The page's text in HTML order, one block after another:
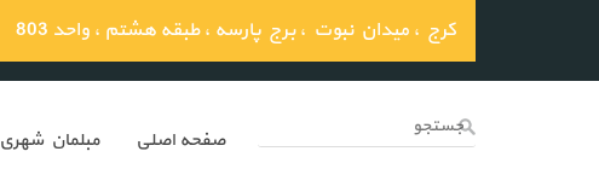
کرج ، میدان نبوت ، برج پارسه ، طبقه هشتم ، واحد 803
صفحه اصلي مبلمان شهری